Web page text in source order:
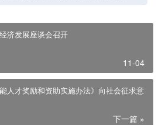
济发展座谈会召开
11-04
人才奖励和资助实施办法》向社会征求意
下一篇 »